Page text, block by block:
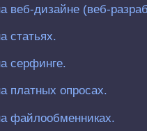
веб-дизайне (веб-
статьях.
серфинге.
платных опросах.
файлообменниках.